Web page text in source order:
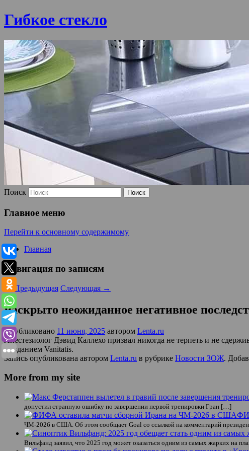
Гибкое стекло
Поиск
Главное меню
Перейти к основному содержимому
Главная
Навигация по записям
←Предыдущая Следующая →
Раскрыто неожиданное негативное
Опубликовано 11 июня, 2025 автором Lenta.ru
Анестезиолог Дэвид Каллехо призвал никогда не терпеть и не
с изданием Vanitatis.
Запись опубликована автором Lenta.ru в рубрике Новости ЗОЖ.
More from my site
допустил странную ошибку по завершении первой тренировки Гран […]
ЧМ-2026 в США. Об этом сообщает Goal со ссылкой на комментарий
Вильфанд заявил, что 2025 год может оказаться одним из самых жарких на